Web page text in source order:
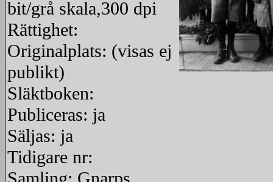
bit/grå skala,300 dpi
Rättighet:
Originalplats: (visas ej
publikt)
Släktboken:
Publiceras: ja
Säljas: ja
Tidigare nr: